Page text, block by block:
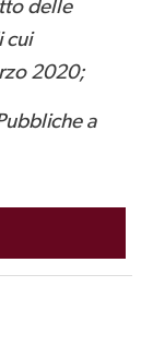
delle
cui
2020;
a